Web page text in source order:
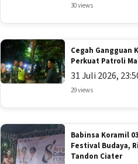
30 views
Cegah Gangguan
Perkuat Patroli
31 Juli 2026,
29 views
Babinsa Koramil
Festival Budaya,
Tandon Ciater